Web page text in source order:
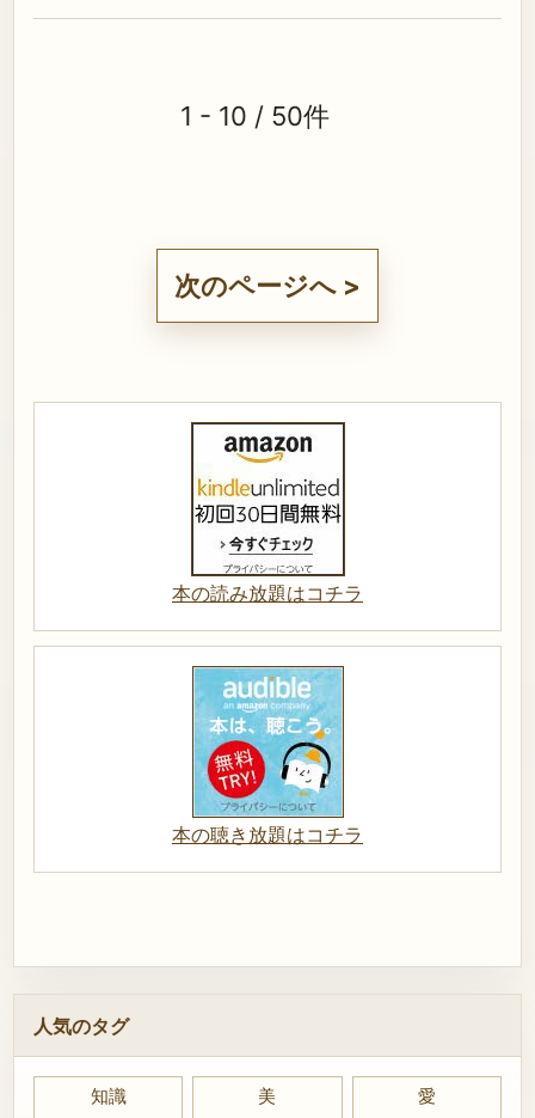
1 - 10 / 50件
次のページへ >
本の読み放題はコチラ
本の聴き放題はコチラ
人気のタグ
知識 美 愛